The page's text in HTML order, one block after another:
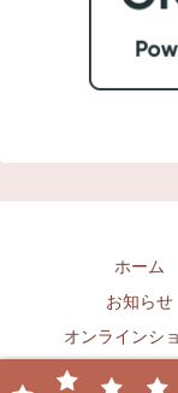
ホーム
お知らせ
オンラインシ